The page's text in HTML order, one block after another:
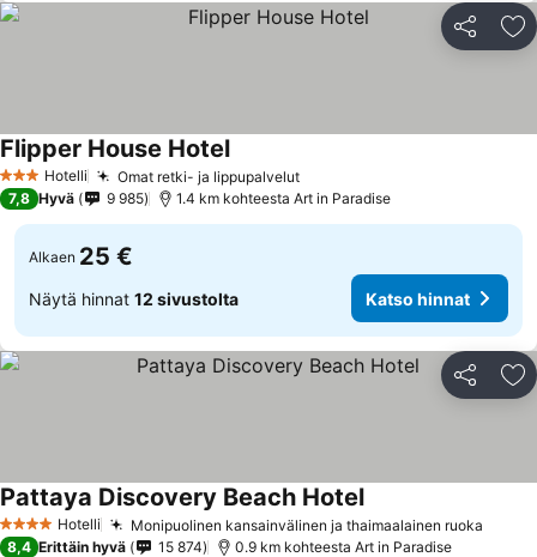
Jaa
3 Tähtiluokitus
Hotelli Omat retki- ja lippupalvelut
Flipper House Hotel
7,8 Hyvä 9 985 1.4 km kohteesta Art in Paradise
Alkaen 25 €
Näytä hinnat 12 sivustolta Katso hinnat
Jaa
4 Tähtiluokitus
Hotelli Monipuolinen kansainvälinen ja thaimaalainen ruoka
Pattaya Discovery Beach Hotel
8,4 Erittäin hyvä 15 874 0.9 km kohteesta Art in Paradise